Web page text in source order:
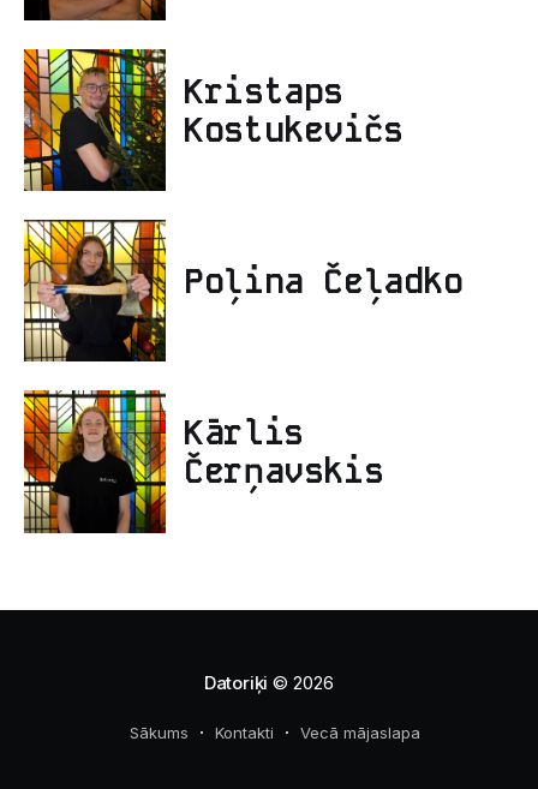
Kristaps
Kostukevičs
Poļina Čeļadko
Kārlis
Čerņavskis
Datoriķi © 2026
Sākums Kontakti Vecā mājaslapa